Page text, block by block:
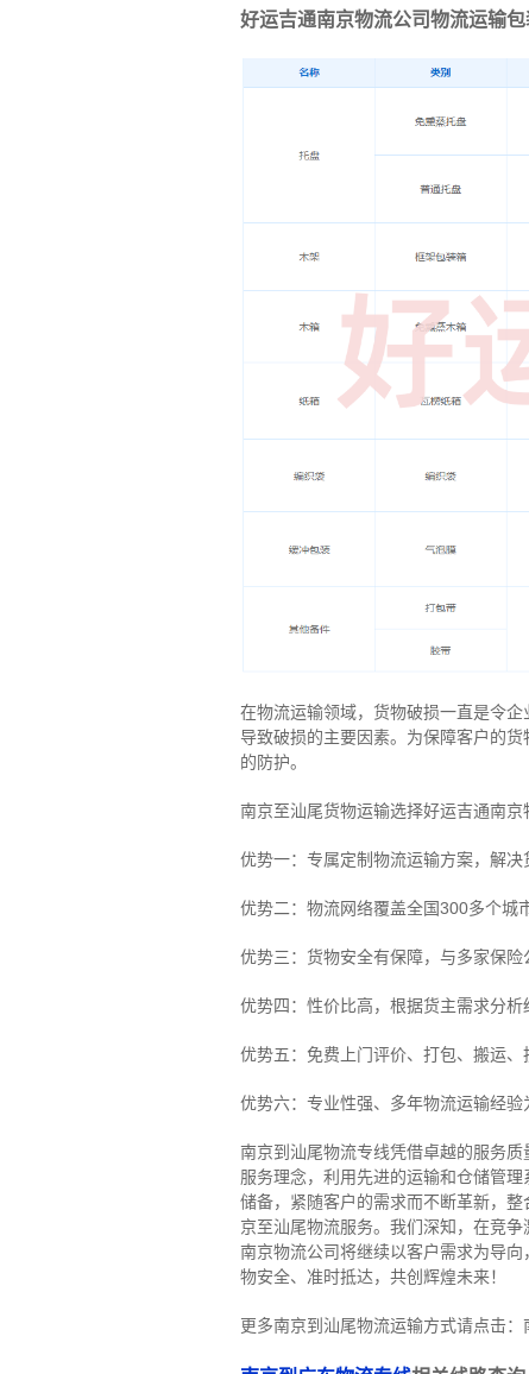
好运吉通南京物流公司物流运输包
在物流运输领域，货物破损一直是令
导致破损的主要因素。为保障客户的
的防护。
南京至汕尾货物运输选择好运吉通南
优势一：专属定制物流运输方案，解决
优势二：物流网络覆盖全国300多个城
优势三：货物安全有保障，与多家保
优势四：性价比高，根据货主需求分
优势五：免费上门评价、打包、搬运、
优势六：专业性强、多年物流运输经
南京到汕尾物流专线凭借卓越的服务质
服务理念，利用先进的运输和仓储管
储备，紧随客户的需求而不断革新，
京至汕尾物流服务。 我们深知，在竞争
南京物流公司将继续以客户需求为导
物安全、准时抵达，共创辉煌未来！
更多南京到汕尾物流运输方式请点击：